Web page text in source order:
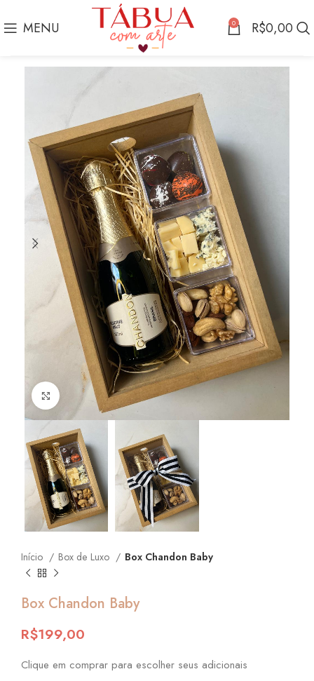
MENU 0 R$0,00
Click to enlarge
Início Box de Luxo Box Chandon Baby
Box Chandon Baby
R$199,00
Clique em comprar para escolher seus adicionais